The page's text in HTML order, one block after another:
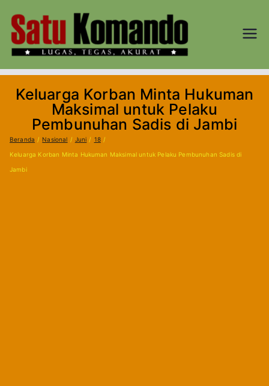
konten
KOM
AND
Lugas, Tegas,
Keluarga Korban Minta Hukuman
Maksimal untuk Pelaku
Pembunuhan Sadis di Jambi
Beranda Nasional Juni 18
Keluarga Korban Minta Hukuman Maksimal untuk Pelaku Pembunuhan Sadis di
Jambi